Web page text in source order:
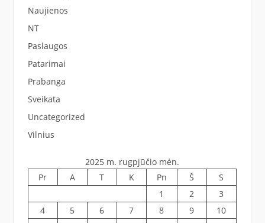
Naujienos
NT
Paslaugos
Patarimai
Prabanga
Sveikata
Uncategorized
Vilnius
2025 m. rugpjūčio mėn.
Pr
A T K Pn Š
S
1
2
3
4
5 6 7 8 9
10